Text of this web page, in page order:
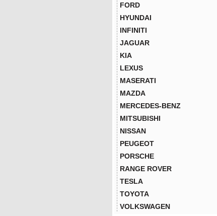
FORD
HYUNDAI
INFINITI
JAGUAR
KIA
LEXUS
MASERATI
MAZDA
MERCEDES-BENZ
MITSUBISHI
NISSAN
PEUGEOT
PORSCHE
RANGE ROVER
TESLA
TOYOTA
VOLKSWAGEN